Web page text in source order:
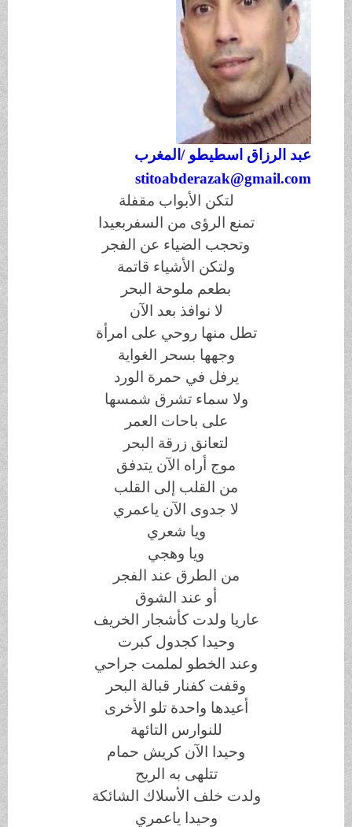
عبد الرزاق اسطيطو /المغرب
stitoabderazak@gmail.com
لتكن الأبواب مقفلة
تمنع الرؤى من السفربعيدا
وتحجب الضياء عن الفجر
ولتكن الأشياء قاتمة
بطعم ملوحة البحر
لا نوافذ بعد الآن
تطل منها روحي على امرأة
وجهها بسحر الغواية
يرفل في حمرة الورد
ولا سماء تشرق شمسها
على باحات العمر
لتعانق زرقة البحر
موج أراه الآن يتدفق
من القلب إلى القلب
لا جدوى الآن ياعمري
شعري
ويا وهجي
من الطرق عند الفجر
أو عند الشوق
عاريا ولدت كأشجار الخريف
وحيدا كجدول كبرت
وعند الخطو لملمت جراحي
وقفت كفنار قبالة البحر
أعيدها واحدة تلو الأخرى
للنوارس التائهة
وحيدا الآن كريش حمام
تتلهى به الريح
ولدت خلف الأسلاك الشائكة
وحيدا ياعمري